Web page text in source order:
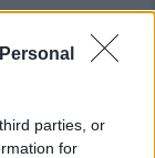
parties, or
for